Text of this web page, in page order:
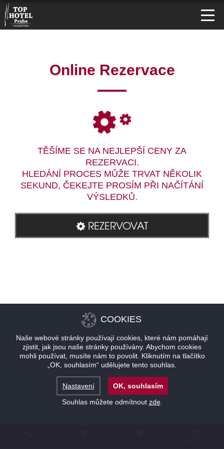
Online Rezervace
TĚŠÍME SE NA NEJLEPŠÍ CENY ZA
REZERVACI.
HLEDÁNÍ PROCES MŮŽE TRVAT NĚKOLIK
SEKUND, ČEKEJTE PROSÍM PŘI NAČÍTÁNÍ
VÝSLEDKŮ.
REZERVOVAT
COOKIES
Naše webové stránky používají cookies, které nám pomáhají
zjistit, jak jsou naše stránky používány. Abychom cookies
mohli používat, musíte nám to povolit. Kliknutím na tlačítko
„OK, souhlasím“ udělujete tento souhlas.
Nastavení
OK, souhlasím
Souhlas můžete odmítnout zde.